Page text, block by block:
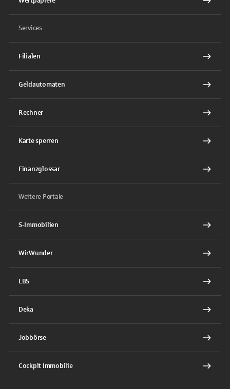
Services
Filialen
Geldautomaten
Rechner
Karte sperren
Finanzglossar
Weitere Portale
S-Immobilien
WirWunder
LBS
Deka
Jobbörse
Cockpit Immobilie